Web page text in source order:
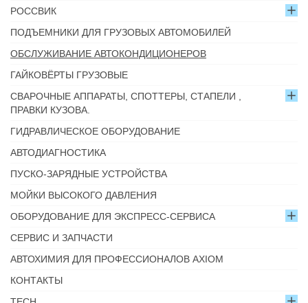
РОССВИК
ПОДЪЕМНИКИ ДЛЯ ГРУЗОВЫХ АВТОМОБИЛЕЙ
ОБСЛУЖИВАНИЕ АВТОКОНДИЦИОНЕРОВ
ГАЙКОВЁРТЫ ГРУЗОВЫЕ
СВАРОЧНЫЕ АППАРАТЫ, СПОТТЕРЫ, СТАПЕЛИ ,
ПРАВКИ КУЗОВА.
ГИДРАВЛИЧЕСКОЕ ОБОРУДОВАНИЕ
АВТОДИАГНОСТИКА
ПУСКО-ЗАРЯДНЫЕ УСТРОЙСТВА
МОЙКИ ВЫСОКОГО ДАВЛЕНИЯ
ОБОРУДОВАНИЕ ДЛЯ ЭКСПРЕСС-СЕРВИСА
СЕРВИС И ЗАПЧАСТИ
АВТОХИМИЯ ДЛЯ ПРОФЕССИОНАЛОВ AXIOM
КОНТАКТЫ